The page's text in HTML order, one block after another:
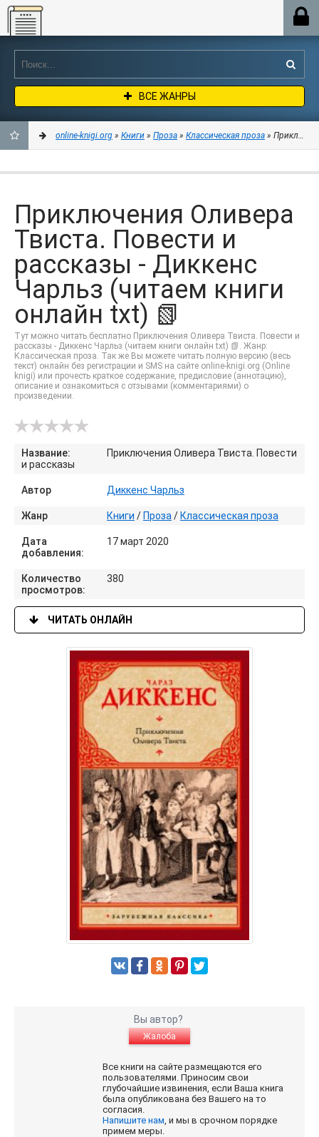
Online-knigi.org
ВСЕ ЖАНРЫ
ЗАКЛАДКИ
online-knigi.org » Книги » Проза » Классическая проза »
Приключения Оливера
Твиста. Повести и
рассказы - Диккенс
Чарльз (читаем книги
онлайн txt) 📗
Тут можно читать бесплатно Приключения Оливера Твиста. Повести и
рассказы - Диккенс Чарльз (читаем книги онлайн txt) 📗. Жанр:
Классическая проза. Так же Вы можете читать полную версию (весь
текст) онлайн без регистрации и SMS на сайте online-knigi.org (Online
knigi) или прочесть краткое содержание, предисловие (аннотацию),
описание и ознакомиться с отзывами (комментариями) о
произведении.
Название:
Приключения Оливера Твиста. Повести
и рассказы
Автор Диккенс Чарльз
Жанр Книги / Проза / Классическая проза
Дата
добавления:
17 март 2020
Количество
просмотров:
380
ЧИТАТЬ ОНЛАЙН
Вы автор?
Жалоба
Все книги на сайте размещаются его
пользователями. Приносим свои
глубочайшие извинения, если Ваша книга
была опубликована без Вашего на то
согласия.
Напишите нам , и мы в срочном порядке
примем меры.